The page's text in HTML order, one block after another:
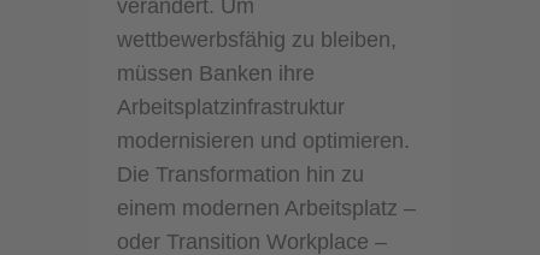
verändert. Um
wettbewerbsfähig zu bleiben,
müssen Banken ihre
Arbeitsplatzinfrastruktur
modernisieren und optimieren.
Die Transformation hin zu
einem modernen Arbeitsplatz –
oder Transition Workplace –